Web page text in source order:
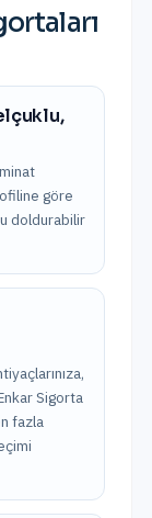
göre
doldurabilir
Sigorta
fazla